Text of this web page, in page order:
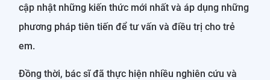
cập nhật những kiến thức mới nhất và áp dụng những
phương pháp tiên tiến để tư vấn và điều trị cho trẻ
em.
Đồng thời, bác sĩ đã thực hiện nhiều nghiên cứu và